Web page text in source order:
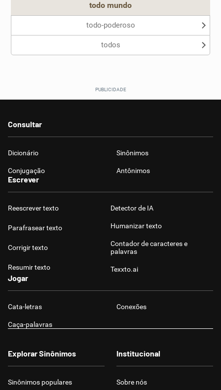
todo mundo
todo-poderoso
todos
Consultar
Dicionário Sinônimos
Conjugação Antônimos
Escrever
Reescrever texto
Parafrasear texto
Corrigir texto
Resumir texto
Detector de IA
Humanizar texto
Contador de caracteres e
palavras
Texxto.ai
Jogar
Cata-letras Conexões
Caça-palavras
Explorar Sinônimos
Sinônimos populares
Institucional
Sobre nós